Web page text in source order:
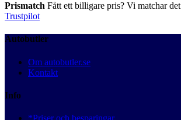
Prismatch Fått ett billigare pris? Vi matchar det
Trustpilot
Autobutler
Om autobutler.se
Kontakt
Info
*Priser och besparingar